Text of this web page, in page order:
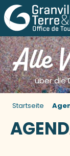
Alle
über die
Startseite